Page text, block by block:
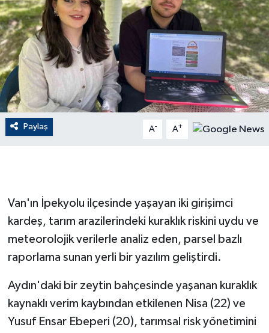
Paylaş A- A+
Van'ın İpekyolu ilçesinde yaşayan iki girişimci
kardeş, tarım arazilerindeki kuraklık riskini uydu ve
meteorolojik verilerle analiz eden, parsel bazlı
raporlama sunan yerli bir yazılım geliştirdi.
Aydın'daki bir zeytin bahçesinde yaşanan kuraklık
kaynaklı verim kaybından etkilenen Nisa (22) ve
Yusuf Ensar Ebeperi (20), tarımsal risk yönetimini
Dünya
EĞİTİM
EKONOMİ
English News
Finans
GENEL
GÜNDEM
Güvenlik